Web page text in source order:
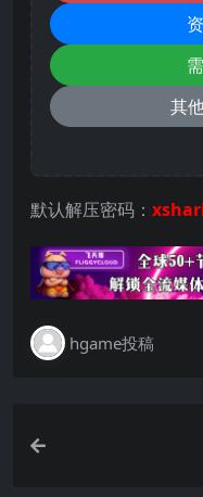
其
默认解压密码：
hgame投稿